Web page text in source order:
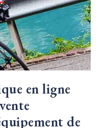
en ligne
de